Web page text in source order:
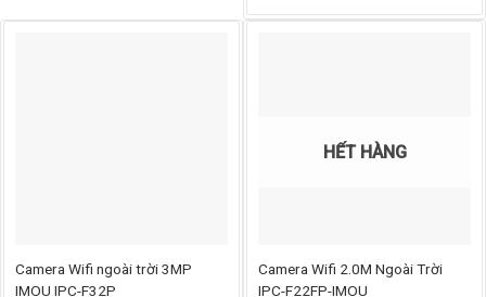
từ
Camera Wifi ngoài trời 3MP
IMOU IPC-F32P
HẾT HÀNG
Camera Wifi 2.0M Ngoài Trời
IPC-F22FP-IMOU